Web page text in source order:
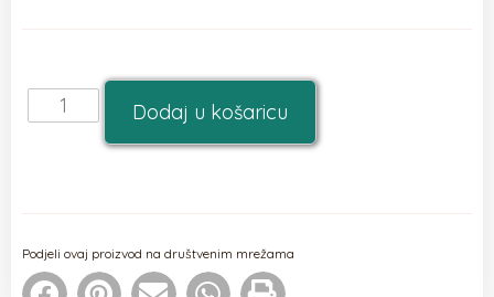
Dodaj u košaricu
Podjeli ovaj proizvod na društvenim mrežama